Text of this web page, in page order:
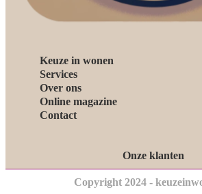
Keuze in wonen
Services
Over ons
Online magazine
Contact
Onze klanten
Copyright 2024 -